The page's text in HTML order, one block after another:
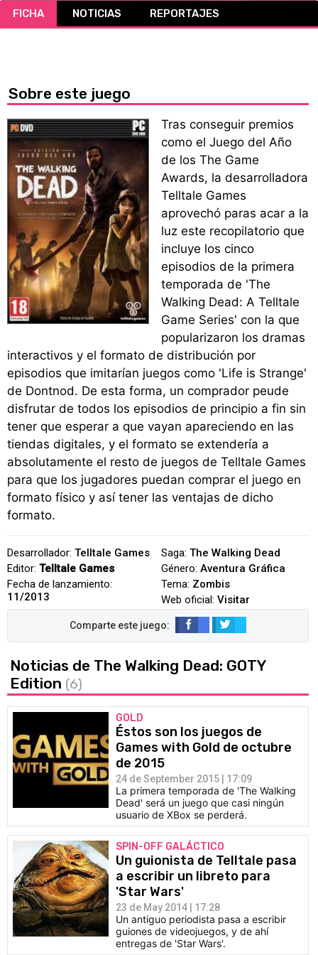
CÓMICS
FICHA NOTICIAS REPORTAJES
Sobre este juego
Tras conseguir premios
como el Juego del Año
de los The Game
Awards, la desarrolladora
Telltale Games
aprovechó paras acar a la
luz este recopilatorio que
incluye los cinco
episodios de la primera
temporada de 'The
Walking Dead: A Telltale
Game Series' con la que
popularizaron los dramas
interactivos y el formato de distribución por
episodios que imitarían juegos como 'Life is Strange'
de Dontnod. De esta forma, un comprador peude
disfrutar de todos los episodios de principio a fin sin
tener que esperar a que vayan apareciendo en las
tiendas digitales, y el formato se extendería a
absolutamente el resto de juegos de Telltale Games
para que los jugadores puedan comprar el juego en
formato físico y así tener las ventajas de dicho
formato.
Desarrollador: Telltale Games
Editor: Telltale Games
Fecha de lanzamiento:
11/2013
Saga: The Walking Dead
Género: Aventura Gráfica
Tema: Zombis
Web oficial: Visitar
Noticias de The Walking Dead: GOTY
Edition (6)
GOLD
Éstos son los juegos de
Games with Gold de octubre
de 2015
24 de September 2015 | 17:09
La primera temporada de 'The Walking
Dead' será un juego que casi ningún
usuario de XBox se perderá.
SPIN-OFF GALÁCTICO
Un guionista de Telltale pasa
a escribir un libreto para
'Star Wars'
23 de May 2014 | 17:28
Un antiguo periodista pasa a escribir
guiones de videojuegos, y de ahí
entregas de 'Star Wars'.